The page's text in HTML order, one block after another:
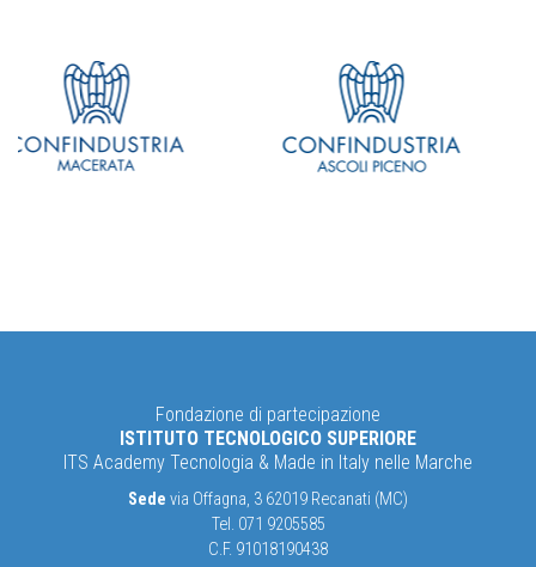
Fondazione di partecipazione
ISTITUTO TECNOLOGICO SUPERIORE
ITS Academy Tecnologia & Made in Italy nelle Marche
Sede via Offagna, 3 62019 Recanati (MC)
Tel. 071 9205585
C.F. 91018190438